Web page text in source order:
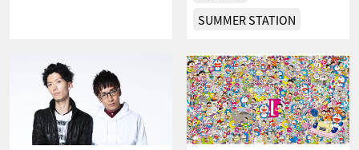
SUMMER STATION